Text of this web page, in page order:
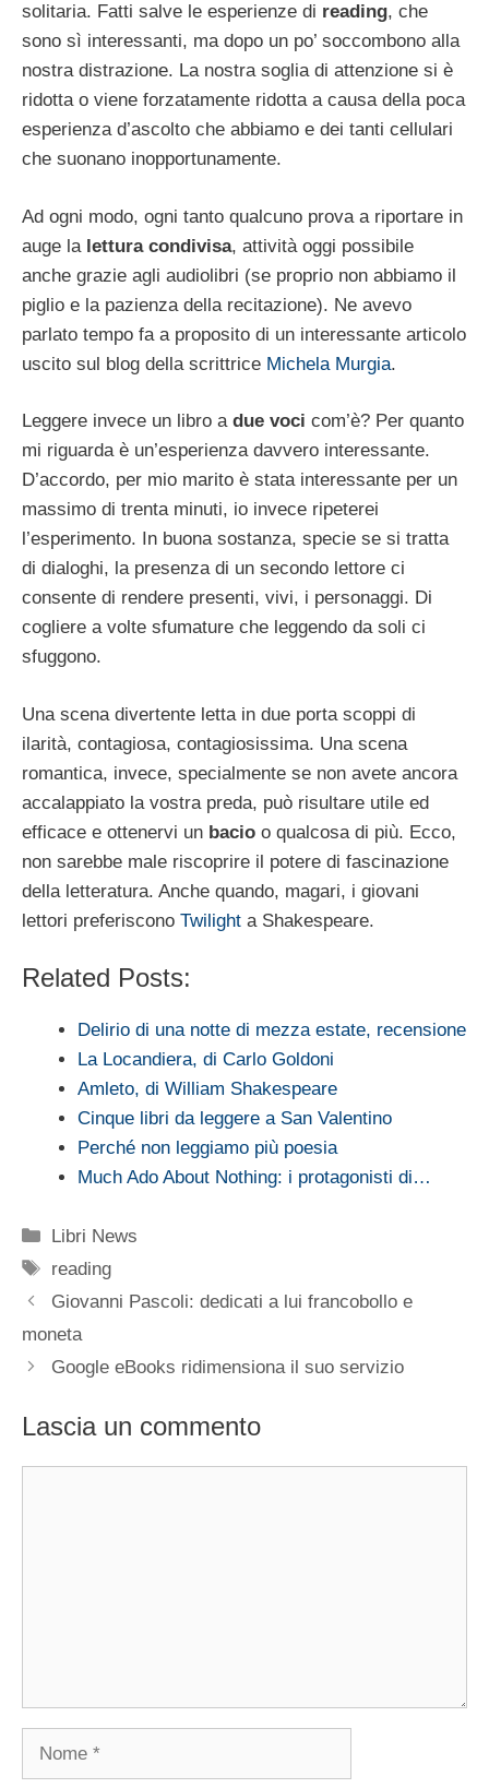
solitaria. Fatti salve le esperienze di reading, che
sono sì interessanti, ma dopo un po’ soccombono alla
nostra distrazione. La nostra soglia di attenzione si è
ridotta o viene forzatamente ridotta a causa della poca
esperienza d’ascolto che abbiamo e dei tanti cellulari
che suonano inopportunamente.
Ad ogni modo, ogni tanto qualcuno prova a riportare in
auge la lettura condivisa, attività oggi possibile
anche grazie agli audiolibri (se proprio non abbiamo il
piglio e la pazienza della recitazione). Ne avevo
parlato tempo fa a proposito di un interessante articolo
uscito sul blog della scrittrice Michela Murgia.
Leggere invece un libro a due voci com’è? Per quanto
mi riguarda è un’esperienza davvero interessante.
D’accordo, per mio marito è stata interessante per un
massimo di trenta minuti, io invece ripeterei
l’esperimento. In buona sostanza, specie se si tratta
di dialoghi, la presenza di un secondo lettore ci
consente di rendere presenti, vivi, i personaggi. Di
cogliere a volte sfumature che leggendo da soli ci
sfuggono.
Una scena divertente letta in due porta scoppi di
ilarità, contagiosa, contagiosissima. Una scena
romantica, invece, specialmente se non avete ancora
accalappiato la vostra preda, può risultare utile ed
efficace e ottenervi un bacio o qualcosa di più. Ecco,
non sarebbe male riscoprire il potere di fascinazione
della letteratura. Anche quando, magari, i giovani
lettori preferiscono Twilight a Shakespeare.
Related Posts:
Delirio di una notte di mezza estate, recensione
La Locandiera, di Carlo Goldoni
Amleto, di William Shakespeare
Cinque libri da leggere a San Valentino
Perché non leggiamo più poesia
Much Ado About Nothing: i protagonisti di…
Categorie
Libri News
Tag
reading
Giovanni Pascoli: dedicati a lui francobollo e
moneta
Google eBooks ridimensiona il suo servizio
Lascia un commento
Nome